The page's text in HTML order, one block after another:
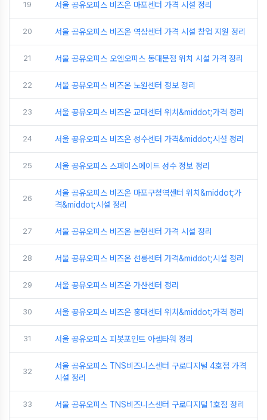
19 서울 공유오피스 비즈온 마포센터 가격 시설 정리
20 서울 공유오피스 비즈온 역삼센터 가격 시설 창업 지원 정리
21 서울 공유오피스 오엔오피스 동대문점 위치 시설 가격 정리
22 서울 공유오피스 비즈온 노원센터 정보 정리
23 서울 공유오피스 비즈온 교대센터 위치&middot;가격 정리
24 서울 공유오피스 비즈온 성수센터 가격&middot;시설 정리
25 서울 공유오피스 스페이스에이드 성수 정보 정리
26
서울 공유오피스 비즈온 마포구청역센터 위치&middot;가
격&middot;시설 정리
27 서울 공유오피스 비즈온 논현센터 가격 시설 정리
28 서울 공유오피스 비즈온 선릉센터 가격&middot;시설 정리
29 서울 공유오피스 비즈온 가산센터 정리
30 서울 공유오피스 비즈온 홍대센터 위치&middot;가격 정리
31 서울 공유오피스 피봇포인트 아셈타워 정리
32
서울 공유오피스 TNS비즈니스센터 구로디지털 4호점 가격
시설 정리
33 서울 공유오피스 TNS비즈니스센터 구로디지털 1호점 정리